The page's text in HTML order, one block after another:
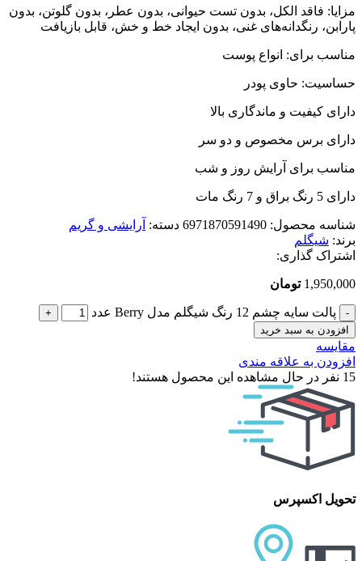
مزایا: فاقد الکل، بدون تست حیوانی، بدون عطر، بدون گلوتن، بدون
پارابن، رنگدانه‌های غنی، بدون ایجاد خط و خش، قابل بازیافت
مناسب برای: انواع پوست
حساسیت: حاوی پودر
دارای کیفیت و ماندگاری بالا
دارای برس مخصوص و دو سر
مناسب برای آرایش روز و شب
دارای 5 رنگ براق و 7 رنگ مات
شناسه محصول: 6971870591490 دسته: آرایشی و گریم
برند: شیگلم
اشتراک گذاری:
1,950,000 تومان
پالت سایه چشم 12 رنگ شیگلم مدل Berry عدد
افزودن به سبد خرید
مقایسه
افزودن به علاقه مندی
15 نفر در حال مشاهده این محصول هستند!
تحویل اکسپرس